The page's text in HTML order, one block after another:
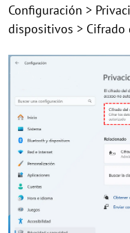
Configuración >
dispositivos > Cifrado